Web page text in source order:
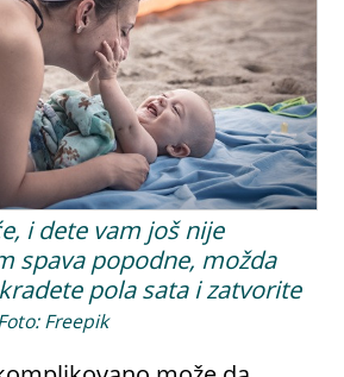
i dete vam još nije
spava popodne, možda
pola sata i zatvorite
Freepik